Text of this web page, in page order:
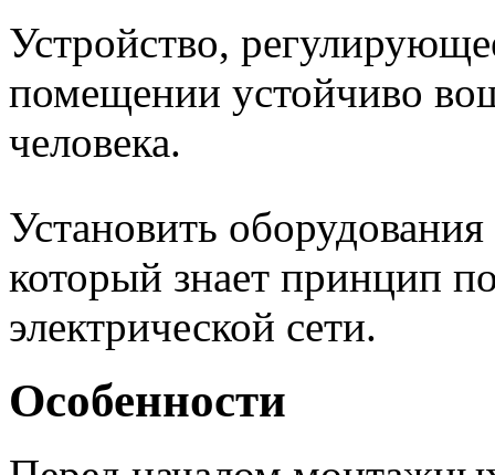
Устройство,
помещении устойчиво
человека.
Установить
который знает принцип
электрической сети.
Особенности